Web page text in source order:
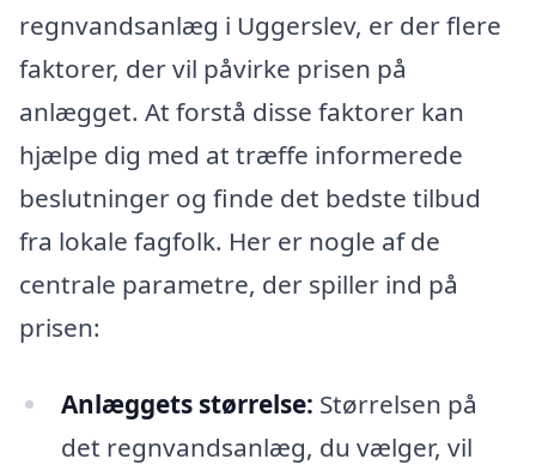
regnvandsanlæg i Uggerslev, er der flere
faktorer, der vil påvirke prisen på
anlægget. At forstå disse faktorer kan
hjælpe dig med at træffe informerede
beslutninger og finde det bedste tilbud
fra lokale fagfolk. Her er nogle af de
centrale parametre, der spiller ind på
prisen:
Anlæggets størrelse: Størrelsen på
det regnvandsanlæg, du vælger, vil